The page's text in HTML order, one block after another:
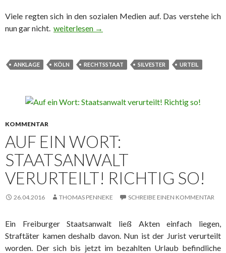
Viele regten sich in den sozialen Medien auf. Das verstehe ich
nun gar nicht. Auf ein Wort: Wir leben immer noch in einem
weiterlesen →
ANKLAGE KÖLN RECHTSSTAAT SILVESTER URTEIL
KOMMENTAR
AUF EIN WORT:
STAATSANWALT
VERURTEILT! RICHTIG SO!
26.04.2016 THOMAS PENNEKE SCHREIBE EINEN KOMMENTAR
Ein Freiburger Staatsanwalt ließ Akten einfach liegen,
Straftäter kamen deshalb davon. Nun ist der Jurist verurteilt
worden. Der sich bis jetzt im bezahlten Urlaub befindliche